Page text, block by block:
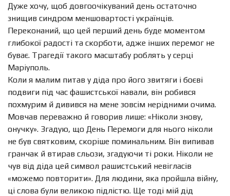
Дуже хочу, щоб довгоочікуваний день остаточно
знищив синдром меншовартості українців.
Переконаний, що цей перший день буде моментом
глибокої радості та скорботи, адже інших перемог не
буває. Трагедії такого масштабу роблять у серці
Маріуполь.
Коли я малим питав у діда про його звитяги і боєві
подвиги під час фашистської навали, він робився
похмурим й дивився на мене зовсім нерідними очима.
Мовчав переважно й говорив лише: «Ніколи знову,
онучку». Згадую, що День Перемоги для нього ніколи
не був святковим, скоріше поминальним. Він випивав
гранчак й втирав сльози, згадуючи ті роки. Ніколи не
чув від діда цей символ рашистський невігласів
«можемо повторити». Для людини, яка пройшла війну,
ці слова були великою підлістю. Ще тоді мій дід